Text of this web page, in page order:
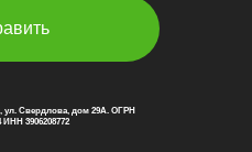
ул. Свердлова, дом 29А. ОГРН
ИНН 3906208772